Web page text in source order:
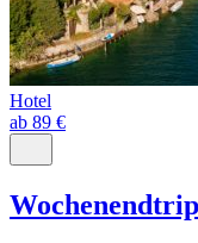
Hotel
ab 89 €